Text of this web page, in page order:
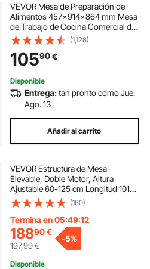
VEVOR Mesa de Preparación de
Alimentos 457x914x864 mm Mesa
de Trabajo de Cocina Comercial de
Acero Inoxidable con 2 Estantes
Inferiores Ajustables Mesa de
Preparación para Parrilla, Cocina,
Hogar
(1,128)
10590€
Disponible
Entrega:tan pronto como Jue.
Ago. 13
Añadir al carrito
VEVOR Estructura de Mesa
Elevable, Doble Motor, Altura
Ajustable 60-125 cm Longitud 101-
180 cm, Marco de Escritorio
Elevable Eléctrico, Patas de Mesa
con Control Inteligente para Oficina
Hogar, Blanco
(160)
Termina en 05:49:11
18890€
197,99€
-5%
Disponible